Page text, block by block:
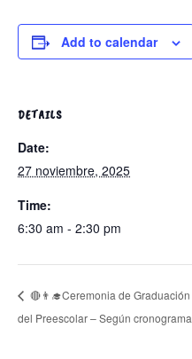
Add to calendar
DETAILS
Date:
27 noviembre, 2025
Time:
6:30 am - 2:30 pm
🔴👨‍🎓Ceremonia de Graduación
del Preescolar – Según cronograma